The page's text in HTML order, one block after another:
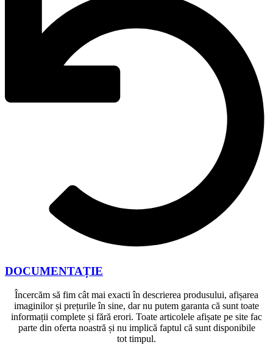
DOCUMENTAȚIE
Încercăm să fim cât mai exacti în descrierea produsului, afișarea
imaginilor și prețurile în sine, dar nu putem garanta că sunt toate
informații complete și fără erori. Toate articolele afișate pe site fac
parte din oferta noastră și nu implică faptul că sunt disponibile
tot timpul.